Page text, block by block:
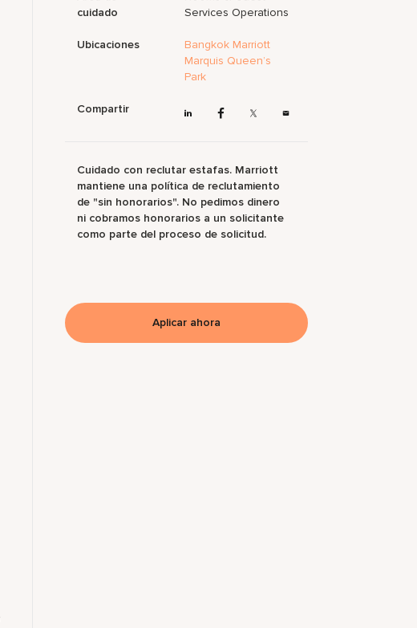
cuidado
Services Operations
Ubicaciones
Bangkok Marriott
Marquis Queen’s
Park
Compartir
Cuidado con reclutar estafas. Marriott
mantiene una política de reclutamiento
de "sin honorarios". No pedimos dinero
ni cobramos honorarios a un solicitante
como parte del proceso de solicitud.
Aplicar ahora